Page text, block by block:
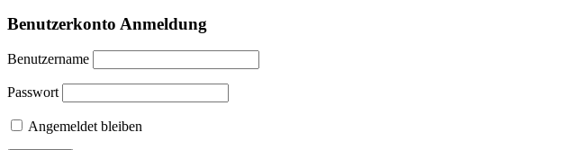
Benutzerkonto Anmeldung
Benutzername
Passwort
Angemeldet bleiben